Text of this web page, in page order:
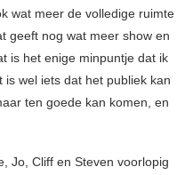
wat meer de volledige ruimte
geeft nog wat meer show en
is het enige minpuntje dat ik
wel iets dat het publiek kan
ten goede kan komen, en
Jo, Cliff en Steven voorlopig